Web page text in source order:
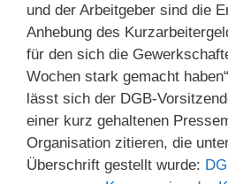
und der Arbeitgeber sind die
Anhebung des
für den sich die
Wochen stark gemacht
lässt sich der DGB-
einer kurz gehaltenen
Organisation zitieren, die
Überschrift gestellt wurde: